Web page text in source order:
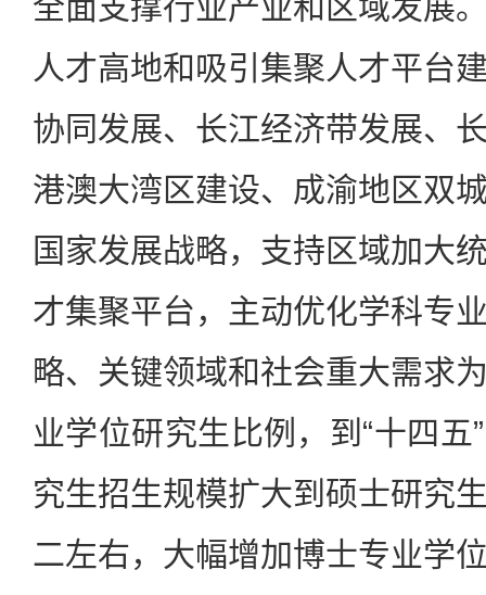
人才高地和吸引集聚人才平台
协同发展、长江经济带发展、
港澳大湾区建设、成渝地区双
国家发展战略，支持区域加大
才集聚平台，主动优化学科专
略、关键领域和社会重大需求
业学位研究生比例，到“十四
究生招生规模扩大到硕士研究
二左右，大幅增加博士专业学